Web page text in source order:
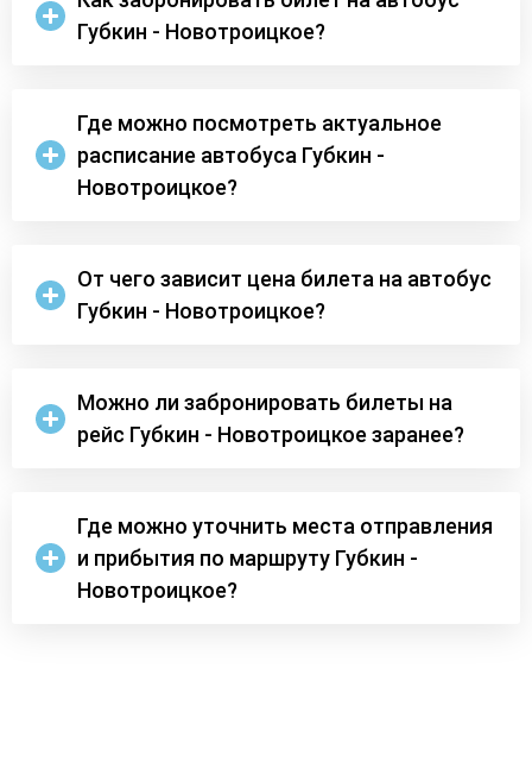
Губкин - Новотроицкое?
Где можно посмотреть актуальное
расписание автобуса Губкин -
Новотроицкое?
От чего зависит цена билета на автобус
Губкин - Новотроицкое?
Можно ли забронировать билеты на
рейс Губкин - Новотроицкое заранее?
Где можно уточнить места отправления
и прибытия по маршруту Губкин -
Новотроицкое?